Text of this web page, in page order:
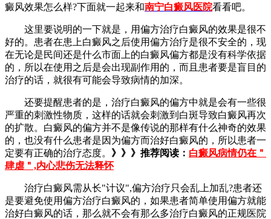
癜风效果怎么样?下面就一起来和南宁白癜风医院看看吧。
这里要说明的一下就是，用偏方治疗白癜风的效果是很不
好的。患者在患上白癜风之后使用偏方治疗是很不安全的，现
在无论是民间还是什么市面上的白癜风偏方都是没有科学依据
的，所以在使用之后是会出现副作用的，而且患者要是盲目的
治疗的话，就很有可能会导致病情的加深。
还要提醒患者的是，治疗白癜风的偏方中就是会有一些很
严重的刺激性物质，这样的话就会刺激到白斑导致白癜风再次
的扩散。白癜风的偏方并不是像传说的那样有什么神奇的效果
的，也没有什么患者是因为偏方而治好白癜风的，所以患者一
定要有正确的治疗态度。 》》》推荐阅读： 白癜风病情仍在＂
肆虐＂,内心悲伤无法释怀
治疗白癜风需从长"计议",偏方治疗只会乱上加乱?患者还
是要避免使用偏方治疗白癜风的，如果患者简单使用偏方就能
治好白癜风的话，那么就不会有那么多治疗白癜风的正规医院